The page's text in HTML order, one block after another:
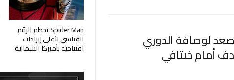
لوصافة الدوري
أمام خيتافي
Spider Man يحطم الرقم
القياسي لأعلى إيرادات
افتتاحية بأميركا الشمالية